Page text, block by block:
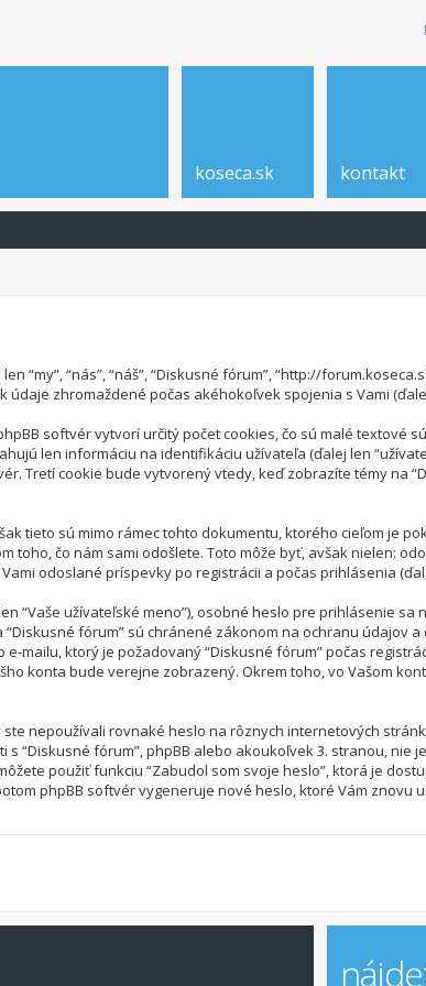
koseca.sk kontakt
“nás”, “náš”, “Diskusné fórum”, “http://
údaje zhromaždené počas akéhokoľvek spojenia s Vami
softvér vytvorí určitý počet cookies, čo sú malé textové
len informáciu na identifikáciu užívateľa (ďalej len
Tretí cookie bude vytvorený vtedy, keď zobrazíte témy na
tieto sú mimo rámec tohto dokumentu, ktorého cieľom je
čo nám sami odošlete. Toto môže byť, avšak nielen:
odoslané príspevky po registrácii a počas prihlásenia
užívateľské meno”), osobné heslo pre prihlásenie sa
fórum” sú chránené zákonom na ochranu údajov
mailu, ktorý je požadovaný “Diskusné fórum” počas
konta bude verejne zobrazený. Okrem toho, vo Vašom
nepoužívali rovnaké heslo na rôznych internetových
“Diskusné fórum”, phpBB alebo akoukoľvek 3. stranou, nie
použiť funkciu “Zabudol som svoje heslo”, ktorá je
phpBB softvér vygeneruje nové heslo, ktoré Vám znovu